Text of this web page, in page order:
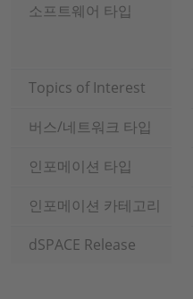
소프트웨어 타입
Topics of Interest
버스/네트워크 타입
인포메이션 타입
인포메이션 카테고리
dSPACE Release